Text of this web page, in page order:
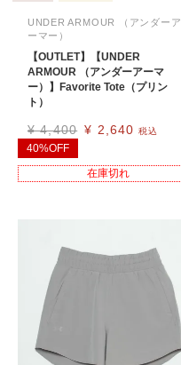
UNDER ARMOUR （アンダーア
ーマー）
【OUTLET】【UNDER
ARMOUR （アンダーアーマ
ー）】Favorite Tote（プリン
ト）
¥ 4,400 ¥ 2,640 税込
40%OFF
在庫切れ